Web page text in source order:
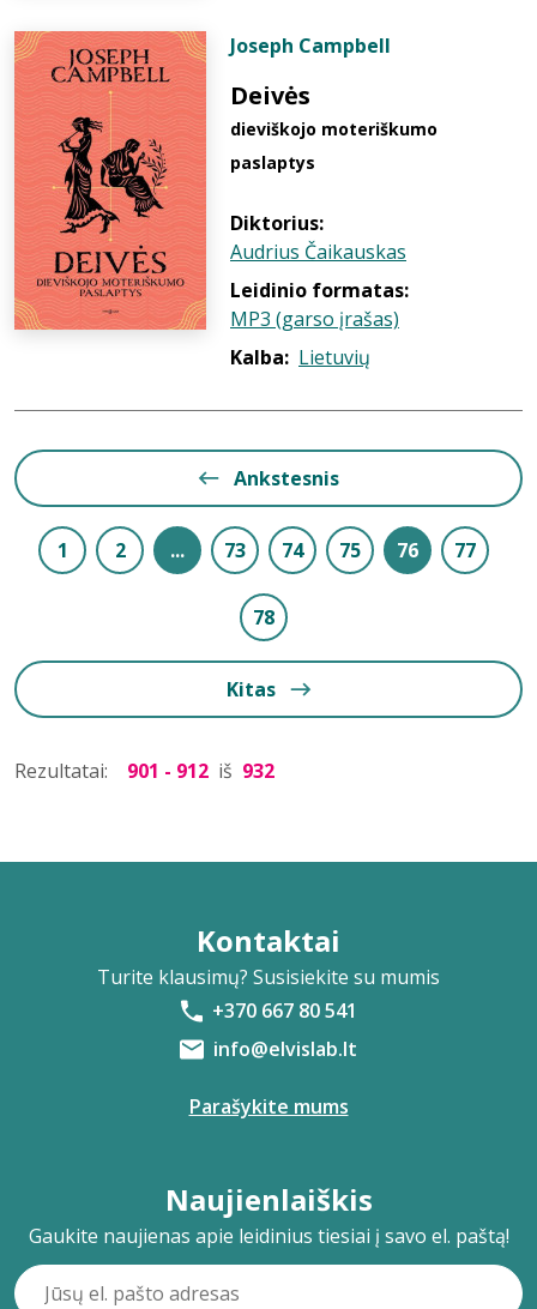
Joseph Campbell
Deivės
dieviškojo moteriškumo
paslaptys
Diktorius:
Audrius Čaikauskas
Leidinio formatas:
MP3 (garso įrašas)
Kalba: Lietuvių
Ankstesnis
1 2 ... 73 74 75 76 77
78
Kitas
Rezultatai: 901 - 912 iš 932
Kontaktai
Turite klausimų? Susisiekite su mumis
+370 667 80 541
info@elvislab.lt
Parašykite mums
Naujienlaiškis
Gaukite naujienas apie leidinius tiesiai į savo el. paštą!